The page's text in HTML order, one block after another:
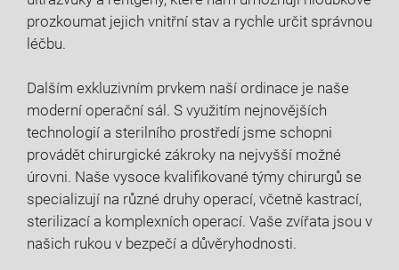
prozkoumat jejich vnitřní stav a rychle určit správnou
léčbu.
Dalším exkluzivním prvkem naší ordinace je naše
moderní operační sál. S využitím nejnovějších
technologií a sterilního prostředí jsme schopni
provádět chirurgické zákroky na nejvyšší možné
úrovni. Naše vysoce kvalifikované týmy chirurgů se
specializují na různé druhy operací, včetně kastrací,
sterilizací a komplexních operací. Vaše zvířata jsou v
našich rukou v bezpečí a důvěryhodnosti.